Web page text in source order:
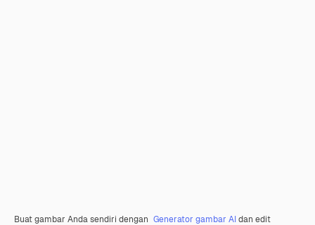
Buat gambar Anda sendiri dengan Generator gambar AIdan edit